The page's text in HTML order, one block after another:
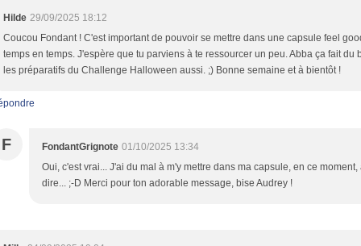
Hilde 29/09/2025 18:12
Coucou Fondant ! C'est important de pouvoir se mettre dans une capsule feel
temps en temps. J'espère que tu parviens à te ressourcer un peu. Abba ça fait du
les préparatifs du Challenge Halloween aussi. ;) Bonne semaine et à bientôt !
F FondantGrignote 01/10/2025 13:34
Oui, c'est vrai... J'ai du mal à m'y mettre dans ma capsule, en ce moment,
dire... ;-D Merci pour ton adorable message, bise Audrey !